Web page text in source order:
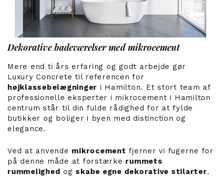
Dekorative badeværelser med mikrocement
Mere end ti års erfaring og godt arbejde gør
Luxury Concrete til referencen for
højklassebelægninger i Hamilton. Et stort team af
professionelle eksperter i mikrocement i Hamilton
centrum står til din fulde rådighed for at fylde
butikker og boliger i byen med distinction og
elegance.
Ved at anvende mikrocement fjerner vi fugerne for
på denne måde at forstærke rummets
rummelighed og skabe egne dekorative stilarter.